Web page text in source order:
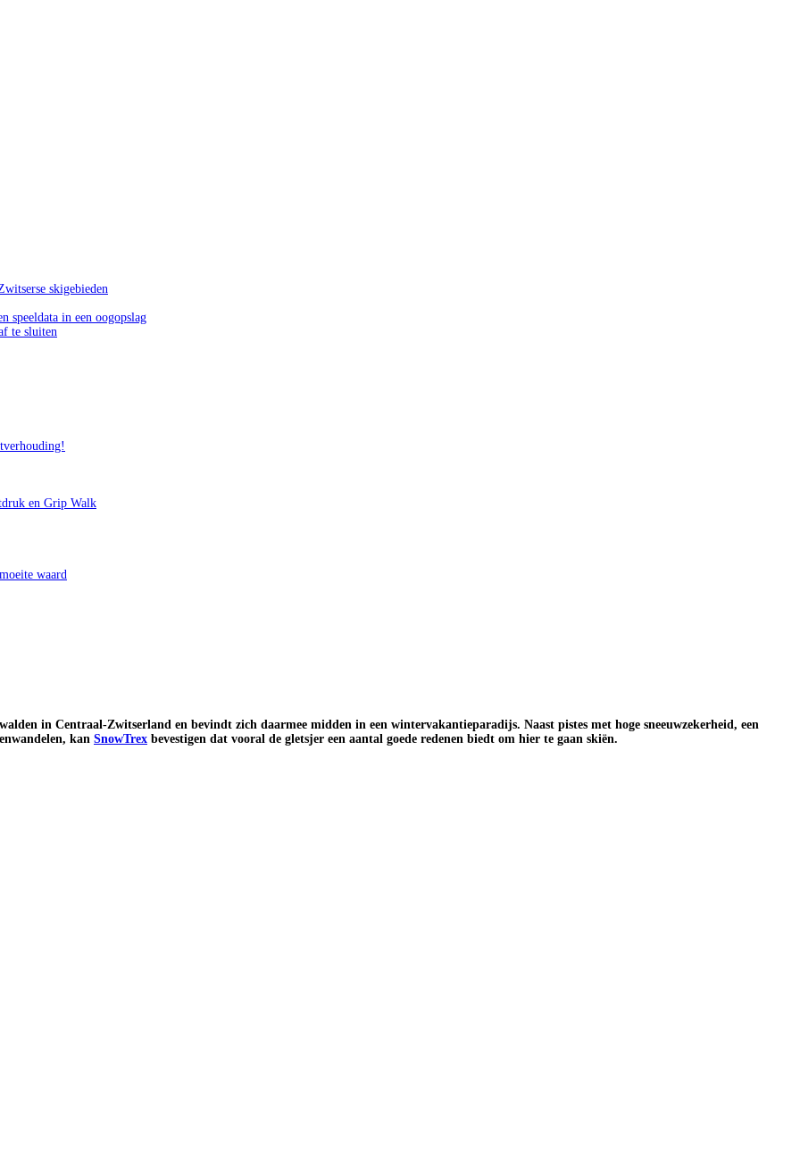
skigebieden
speeldata in een oogopslag
te sluiten
en Grip Walk
waard
in Centraal-Zwitserland en bevindt zich daarmee midden in een wintervakantieparadijs. Naast pistes met hoge sneeuwzekerheid, een
kan SnowTrex bevestigen dat vooral de gletsjer een aantal goede redenen biedt om hier te gaan skiën.